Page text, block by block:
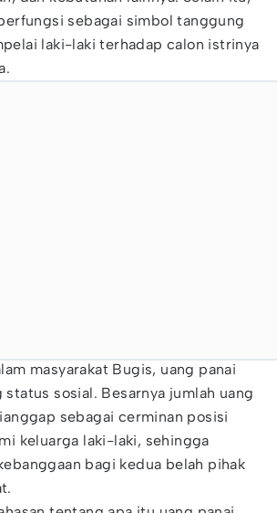
sebagai simbol tanggung
laki-laki terhadap calon istrinya
masyarakat Bugis, uang panai
status sosial. Besarnya jumlah uang
sebagai cerminan posisi
keluarga laki-laki, sehingga
bagi kedua belah pihak